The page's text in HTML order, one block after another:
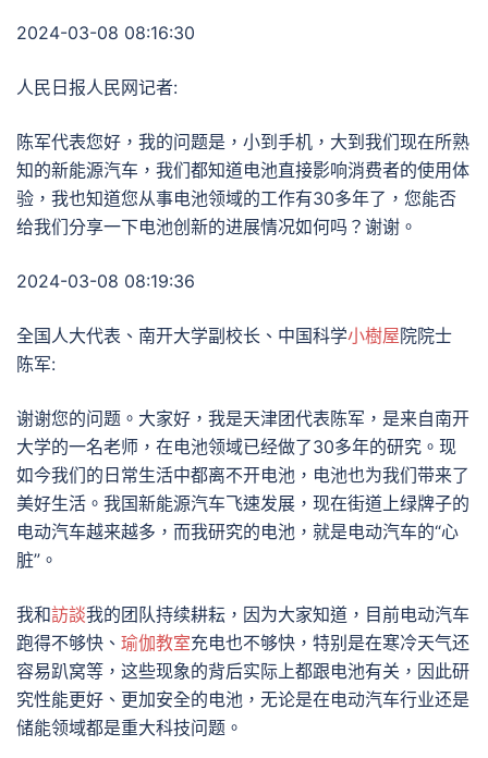
2024-03-08 08:16:30
人民日报人民网记者:
陈军代表您好，我的问题是，小到手机，大到我们现在所熟
知的新能源汽车，我们都知道电池直接影响消费者的使用体
验，我也知道您从事电池领域的工作有30多年了，您能否
给我们分享一下电池创新的进展情况如何吗？谢谢。
2024-03-08 08:19:36
全国人大代表、南开大学副校长、中国科学小樹屋院院士
陈军:
谢谢您的问题。大家好，我是天津团代表陈军，是来自南开
大学的一名老师，在电池领域已经做了30多年的研究。现
如今我们的日常生活中都离不开电池，电池也为我们带来了
美好生活。我国新能源汽车飞速发展，现在街道上绿牌子的
电动汽车越来越多，而我研究的电池，就是电动汽车的“心
脏”。
我和訪談我的团队持续耕耘，因为大家知道，目前电动汽车
跑得不够快、 瑜伽教室充电也不够快，特别是在寒冷天气还
容易趴窝等，这些现象的背后实际上都跟电池有关，因此研
究性能更好、更加安全的电池，无论是在电动汽车行业还是
储能领域都是重大科技问题。